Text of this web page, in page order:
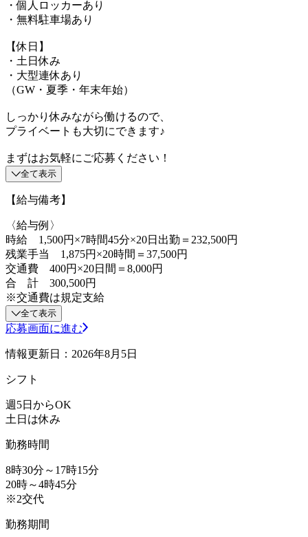
・個人ロッカーあり
・無料駐車場あり
【休日】
・土日休み
・大型連休あり
（GW・夏季・年末年始）
しっかり休みながら働けるので、
プライベートも大切にできます♪
まずはお気軽にご応募ください！
全て表示
【給与備考】
〈給与例〉
時給 1,500円×7時間45分×20日出勤＝232,500円
残業手当 1,875円×20時間＝37,500円
交通費 400円×20日間＝8,000円
合 計 300,500円
※交通費は規定支給
全て表示
応募画面に進む
情報更新日：2026年8月5日
シフト
週5日からOK
土日は休み
勤務時間
8時30分～17時15分
20時～4時45分
※2交代
勤務期間